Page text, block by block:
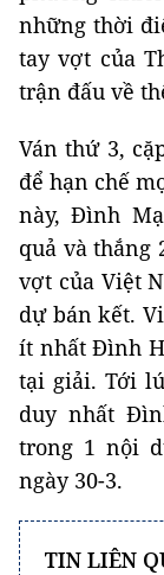
những thời
tay vợt của
trận đấu về
Ván thứ 3,
để hạn chế
này, Đình
quả và thắng
vợt của Việt
dự bán kết.
ít nhất Đình
tại giải. Tới
duy nhất
trong 1 nội
ngày 30-3.
TIN LIÊN